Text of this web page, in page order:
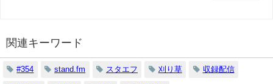
関連キーワード
#354 stand.fm スタエフ 刈り草 収録配信